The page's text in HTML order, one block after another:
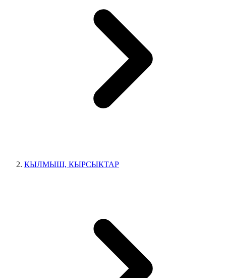
КЫЛМЫШ, КЫРСЫКТАР